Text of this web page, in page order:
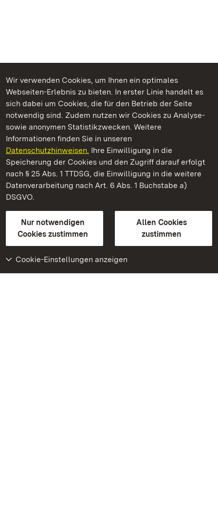
Wir verwenden Cookies, um Ihnen ein optimales
Webseiten-Erlebnis zu bieten. In erster Linie handelt es
sich dabei um Cookies, die für den Betrieb der Seite
notwendig sind. Zudem nutzen wir Cookies zu Analyse-
sowie anonymen Statistikzwecken. Weitere
Informationen finden Sie in unseren
Datenschutzhinweisen. Ihre Einwilligung in die
Speicherung der Cookies und den Zugriff darauf erfolgt
nach § 25 Abs. 1 TTDSG, die Einwilligung in die weitere
Datenverarbeitung nach Art. 6 Abs. 1 Buchstabe a)
DSGVO.
Nur notwendigen
Cookies zustimmen
Allen Cookies
zustimmen
Cookie-Einstellungen anzeigen
Kommen. Staunen. Genießen.
Staatliche Schlösser und Gärten Baden‑Württemberg
Staatliche Schlösser und Gärten Baden-Württemberg
Kontakt
GebärdenspracheLeichte Sprache
Erklärung zur Barrierefreiheit
BITV-konform (geprüfte Seiten)
Weiteres